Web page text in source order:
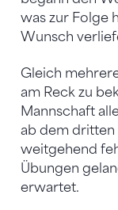
was zur Folge
Wunsch
Gleich
am Reck zu
Mannschaft
ab dem dritten
weitgehend
Übungen
erwartet.